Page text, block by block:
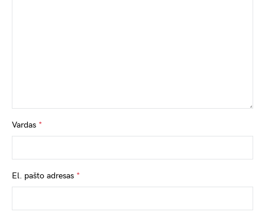
Vardas *
El. pašto adresas *